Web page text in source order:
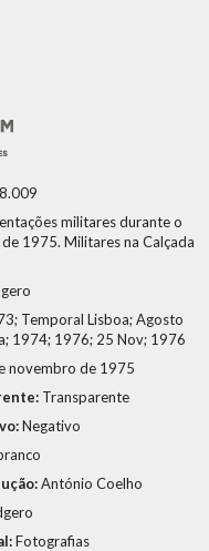
militares durante o
1975. Militares na Calçada
Temporal Lisboa; Agosto
1974; 1976; 25 Nov; 1976
novembro de 1975
Transparente
Negativo
António Coelho
Fotografias